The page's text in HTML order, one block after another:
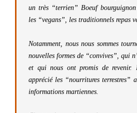
un très “terrien” Boeuf
les “vegans”, les traditionnels repas
Notamment, nous nous sommes
nouvelles formes de “convives”, qui
et qui nous ont promis de revenir.
apprécié les “nourritures terrestres”
informations martiennes.